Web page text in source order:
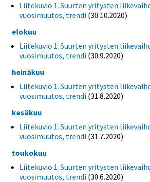
Liitekuvio 1. Suurten yritysten
vuosimuutos, trendi (30.10.2020)
elokuu
Liitekuvio 1. Suurten yritysten
vuosimuutos, trendi (30.9.2020)
heinäkuu
Liitekuvio 1. Suurten yritysten
vuosimuutos, trendi (31.8.2020)
kesäkuu
Liitekuvio 1. Suurten yritysten
vuosimuutos, trendi (31.7.2020)
toukokuu
Liitekuvio 1. Suurten yritysten
vuosimuutos, trendi (30.6.2020)